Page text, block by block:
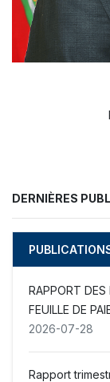
DERNIÈRES
RAPPORT
FEUILLE DE
2026-07-28
Rapport